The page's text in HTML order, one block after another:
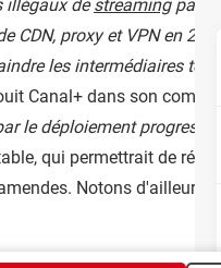
illégaux destreamingpar
proxy et VPN en
les intermédiaires
Canal+ dans son
le déploiement progressif
qui permettrait de
Notons d'ailleurs